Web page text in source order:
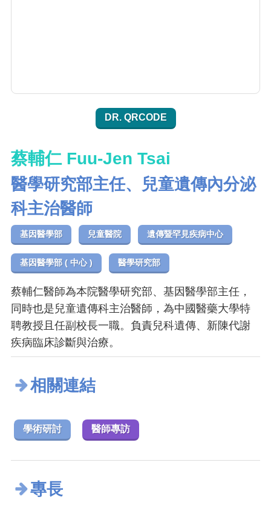
DR. QRCODE
蔡輔仁 Fuu-Jen Tsai
醫學研究部主任、兒童遺傳內分泌
科主治醫師
基因醫學部 兒童醫院 遺傳暨罕見疾病中心
基因醫學部 ( 中心 ) 醫學研究部
蔡輔仁醫師為本院醫學研究部、基因醫學部主任，
同時也是兒童遺傳科主治醫師，為中國醫藥大學特
聘教授且任副校長一職。負責兒科遺傳、新陳代謝
疾病臨床診斷與治療。
相關連結
學術研討 醫師專訪
專長